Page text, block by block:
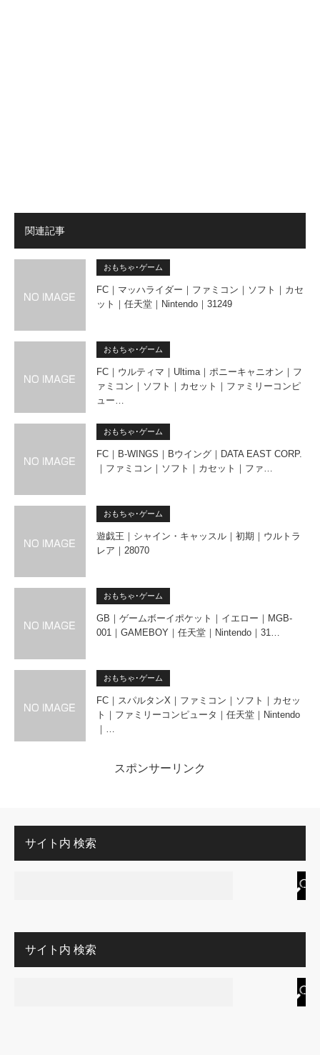
関連記事
おもちゃ･ゲーム
FC｜マッハライダー｜ファミコン｜ソフト｜カセ
ット｜任天堂｜Nintendo｜31249
おもちゃ･ゲーム
FC｜ウルティマ｜Ultima｜ポニーキャニオン｜フ
ァミコン｜ソフト｜カセット｜ファミリーコンピ
ュー…
おもちゃ･ゲーム
FC｜B-WINGS｜Bウイング｜DATA EAST CORP.
｜ファミコン｜ソフト｜カセット｜ファ…
おもちゃ･ゲーム
遊戯王｜シャイン・キャッスル｜初期｜ウルトラ
レア｜28070
おもちゃ･ゲーム
GB｜ゲームボーイポケット｜イエロー｜MGB-
001｜GAMEBOY｜任天堂｜Nintendo｜31…
おもちゃ･ゲーム
FC｜スパルタンX｜ファミコン｜ソフト｜カセッ
ト｜ファミリーコンピュータ｜任天堂｜Nintendo
｜…
スポンサーリンク
サイト内 検索
サイト内 検索